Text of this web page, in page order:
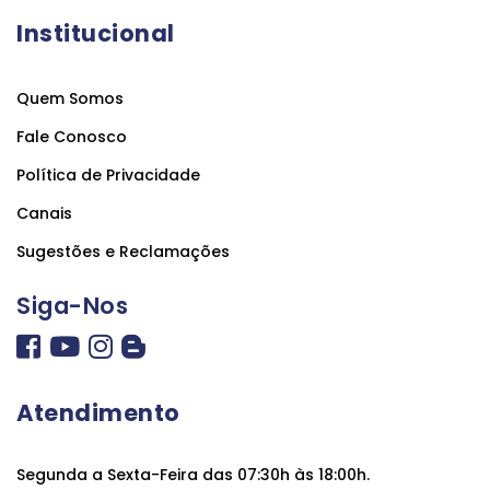
Institucional
Quem Somos
Fale Conosco
Política de Privacidade
Canais
Sugestões e Reclamações
Siga-Nos
Atendimento
Segunda a Sexta-Feira das 07:30h às 18:00h.